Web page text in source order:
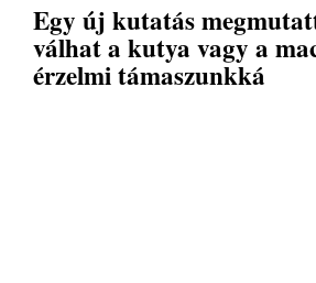
Egy új kutatás
válhat a kutya vagy a
érzelmi támaszunkká